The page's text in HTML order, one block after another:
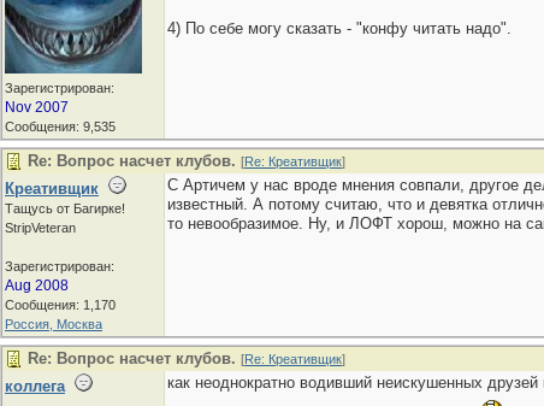
Зарегистрирован:
Nov 2007
Сообщения: 9,535
4) По себе могу сказать - "конфу читать надо".
Re: Вопрос насчет клубов. [Re: Креативщик]
Креативщик
Тащусь от Багирке!
StripVeteran
Зарегистрирован:
Aug 2008
Сообщения: 1,170
Россия, Москва
С Артичем у нас вроде мнения совпали, другое
известный. А потому считаю, что и девятка
то невообразимое. Ну, и ЛОФТ хорош, можно на
Re: Вопрос насчет клубов. [Re: Креативщик]
коллега как неоднократно водивший неискушенных